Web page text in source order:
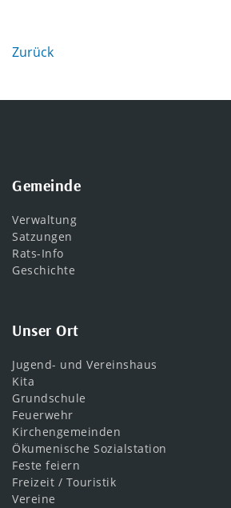
Zurück
Gemeinde
Verwaltung
Satzungen
Rats-Info
Geschichte
Unser Ort
Jugend- und Vereinshaus
Kita
Grundschule
Feuerwehr
Kirchengemeinden
Ökumenische Sozialstation
Feste feiern
Freizeit / Touristik
Vereine